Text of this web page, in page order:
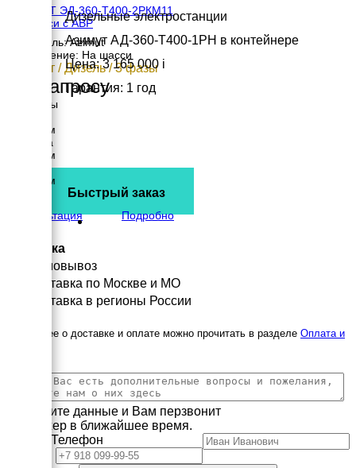
АЗИМУТ ЭД-360-Т400-2РКМ11
на шасси с АВР
Двигатель: Azimut
Исполнение: На шасси
360 кВт / Дизель / 3 фазы
По запросу
Размеры
6200 мм
Ширина
2440 мм
3500 мм
Консультация
Подробно
Дизельные электростанции
Азимут АД-360-Т400-1РН в контейнере
Цена: 3 165 000 i
Гарантия: 1 год
Быстрый заказ
Доставка
Самовывоз
Доставка по Москве и МО
Доставка в регионы России
Подробнее о доставке и оплате можно прочитать в разделе Оплата и
Заполните данные и Вам перзвонит
менеджер в ближайшее время.
Телефон